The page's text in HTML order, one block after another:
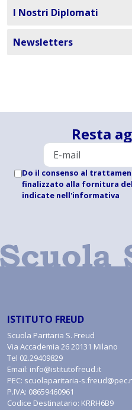
I Nostri Diplomati
Newsletters
Resta
Do il consenso al
finalizzato alla fornitura
indicate nell'informativa
ISTITUTO FREUD
Scuola Paritaria S. Freud
Via Accademia 26 20131 Milano
Tel 02.29409829
Email: info@istitutofreud.it
PEC: scuolaparitaria-
P.IVA: 08659460961
Codice Destinatario: KRRH6B9